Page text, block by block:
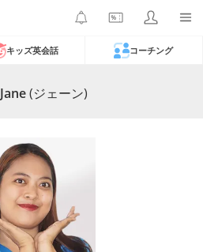
キッズ英会話 コーチング
Jane(ジェーン)